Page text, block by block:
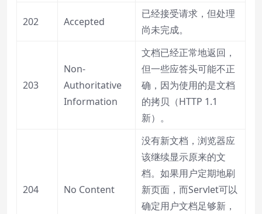
202 Accepted
已经接受请求，但处理
尚未完成。
203
Non-
Authoritative
Information
文档已经正常地返回，
但一些应答头可能不正
确，因为使用的是文档
的拷贝（HTTP 1.1
新）。
204 No Content
没有新文档，浏览器应
该继续显示原来的文
档。如果用户定期地刷
新页面，而Servlet可以
确定用户文档足够新，